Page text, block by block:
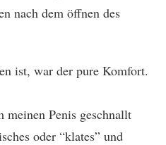
nach dem öffnen des
ist, war der pure Komfort.
meinen Penis geschnallt
oder “klates” und